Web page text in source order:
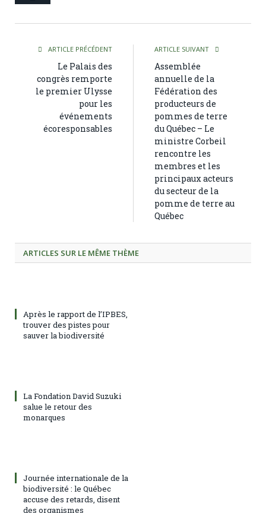
ARTICLE PRÉCÉDENT
Le Palais des
congrès remporte
le premier Ulysse
pour les
événements
écoresponsables
ARTICLE SUIVANT
Assemblée
annuelle de la
Fédération des
producteurs de
pommes de terre
du Québec – Le
ministre Corbeil
rencontre les
membres et les
principaux acteurs
du secteur de la
pomme de terre au
Québec
ARTICLES SUR LE MÊME THÈME
Après le rapport de l’IPBES,
trouver des pistes pour
sauver la biodiversité
La Fondation David Suzuki
salue le retour des
monarques
Journée internationale de la
biodiversité : le Québec
accuse des retards, disent
des organismes